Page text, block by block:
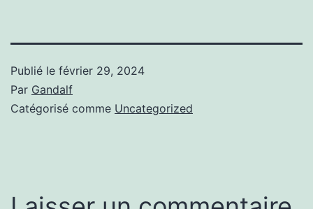
Publié le février 29, 2024
Par Gandalf
Catégorisé comme Uncategorized